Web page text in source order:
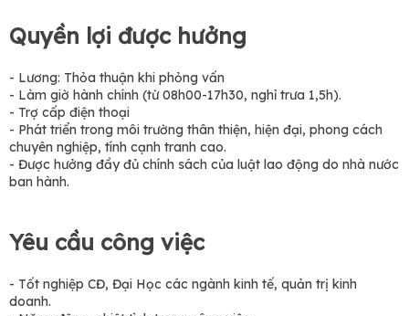
Quyền lợi được hưởng
- Lương: Thỏa thuận khi phỏng vấn
- Làm giờ hành chính (từ 08h00-17h30, nghỉ trưa 1,5h).
- Trợ cấp điện thoại
- Phát triển trong môi trường thân thiện, hiện đại, phong cách
chuyên nghiệp, tính cạnh tranh cao.
- Được hưởng đầy đủ chính sách của luật lao động do nhà nước
ban hành.
Yêu cầu công việc
- Tốt nghiệp CĐ, Đại Học các ngành kinh tế, quản trị kinh
doanh.